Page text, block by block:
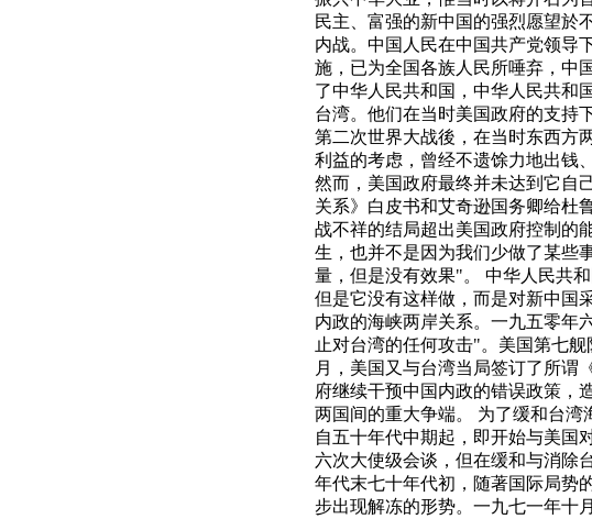
民主、富强的新中国的强烈愿望於
内战。中国人民在中国共产党领导
施，已为全国各族人民所唾弃，中
了中华人民共和国，中华人民共和
台湾。他们在当时美国政府的支持
第二次世界大战後，在当时东西方
利益的考虑，曾经不遗馀力地出钱
然而，美国政府最终并未达到它自
关系》白皮书和艾奇逊国务卿给杜
战不祥的结局超出美国政府控制的
生，也并不是因为我们少做了某些
量，但是没有效果"。 中华人民共
但是它没有这样做，而是对新中国
内政的海峡两岸关系。一九五零年
止对台湾的任何攻击"。美国第七
月，美国又与台湾当局签订了所谓
府继续干预中国内政的错误政策，
两国间的重大争端。 为了缓和台
自五十年代中期起，即开始与美国
六次大使级会谈，但在缓和与消除
年代末七十年代初，随著国际局势
步出现解冻的形势。一九七一年十